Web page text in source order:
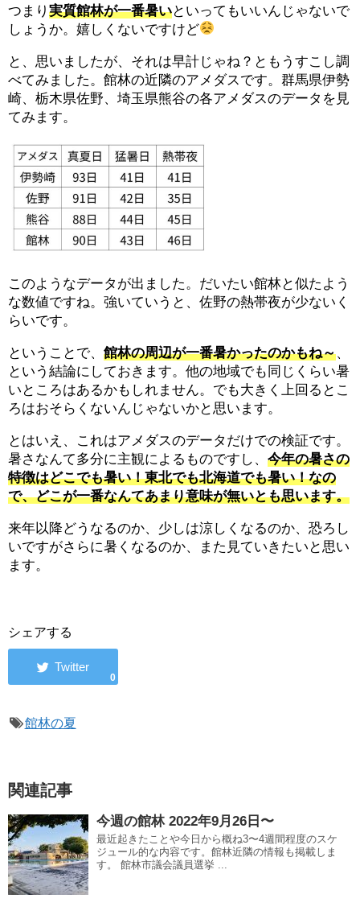
つまり 実質館林が一番暑いといってもいいんじゃないで
しょうか。嬉しくないですけど
と、思いましたが、それは早計じゃね？ともうすこし調
べてみました。館林の近隣のアメダスです。群馬県伊勢
崎、栃木県佐野、埼玉県熊谷の各アメダスのデータを見
てみます。
このようなデータが出ました。だいたい館林と似たよう
な数値ですね。強いていうと、佐野の熱帯夜が少ないく
らいです。
ということで、 館林の周辺が一番暑かったのかもね～、
という結論にしておきます。他の地域でも同じくらい暑
いところはあるかもしれません。でも大きく上回るとこ
ろはおそらくないんじゃないかと思います。
とはいえ、これはアメダスのデータだけでの検証です。
暑さなんて多分に主観によるものですし、 今年の暑さの
特徴はどこでも暑い！東北でも北海道でも暑い！なの
で、どこが一番なんてあまり意味が無いとも思います。
来年以降どうなるのか、少しは涼しくなるのか、恐ろし
いですがさらに暑くなるのか、また見ていきたいと思い
ます。
シェアする
0
館林の夏
関連記事
今週の館林 2022年9月26日〜
最近起きたことや今日から概ね3〜4週間程度のスケ
ジュール的な内容です。館林近隣の情報も掲載しま
す。 館林市議会議員選挙 ...